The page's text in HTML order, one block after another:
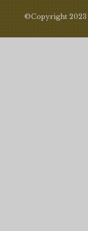
©Copyright 2023